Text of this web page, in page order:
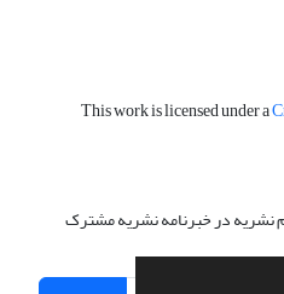
This work is licensed under a
نشریه در خبرنامه نشریه مشترک